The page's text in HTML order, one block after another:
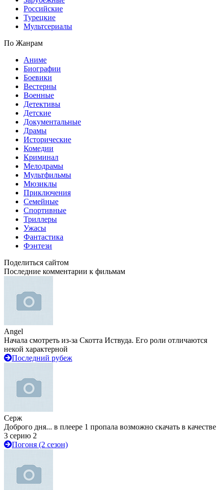
Российские
Турецкие
Мультсериалы
По Жанрам
Аниме
Биографии
Боевики
Вестерны
Военные
Детективы
Детские
Документальные
Драмы
Исторические
Комедии
Криминал
Мелодрамы
Мультфильмы
Мюзиклы
Приключения
Семейные
Спортивные
Триллеры
Ужасы
Фантастика
Фэнтези
Поделиться сайтом
Последние комментарии к фильмам
Angel
Начала смотреть из-за Скотта Иствуда. Его роли отличаются
некой характерной
Последний рубеж
Серж
Доброго дня... в плеере 1 пропала возможно скачать в качестве
3 серию 2
Погоня (2 сезон)